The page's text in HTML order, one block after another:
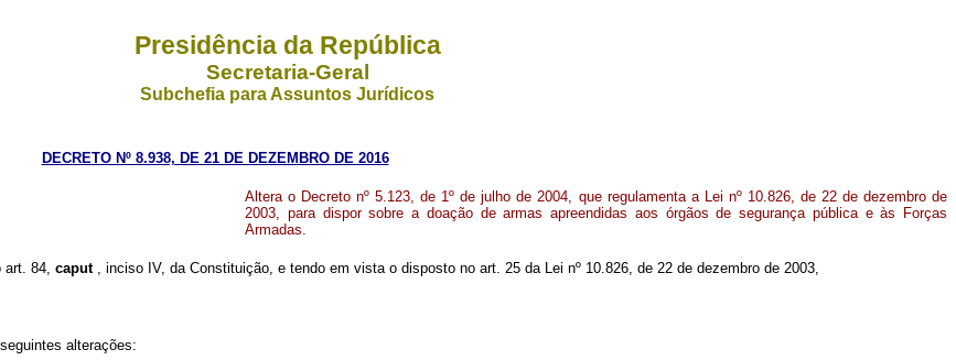
Presidência da República
Secretaria-Geral
Subchefia para Assuntos Jurídicos
DECRETO Nº 8.938, DE 21 DE DEZEMBRO DE 2016
Altera o Decreto nº 5.123, de 1º de julho de 2004, que regulamenta a Lei nº 10.826, de 22 de dezembro de
2003, para disporsobre a doação de armas apreendidas aos órgãos de segurança pública e às Forças
Armadas.
art. 84, caput , inciso IV, da Constituição, e tendo em vista o disposto no art. 25 da Lei nº 10.826, de 22 de dezembro de 2003,
alterações: